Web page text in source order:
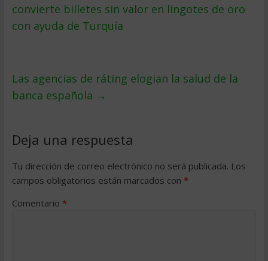
convierte billetes sin valor en lingotes de oro
con ayuda de Turquía
Las agencias de ráting elogian la salud de la
banca española →
Deja una respuesta
Tu dirección de correo electrónico no será publicada. Los
campos obligatorios están marcados con *
Comentario *